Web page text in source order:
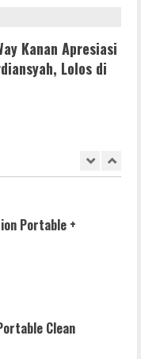
Kanan Apresiasi
Lolos di
Digital
Rune Release
exe [Full] x64
Portable +
Clean